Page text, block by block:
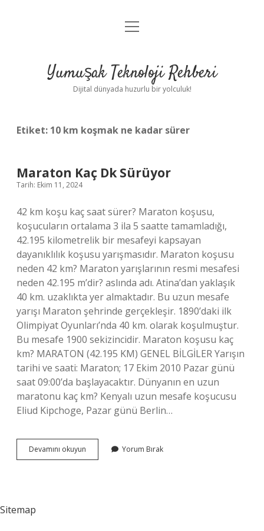
Anasayfa
Yasal Uyarı
menüyü
Yumuşak Teknoloji Rehberi
Dijital dünyada huzurlu bir yolculuk!
Etiket: 10 km koşmak ne kadar sürer
Maraton Kaç Dk Sürüyor
Tarih: Ekim 11, 2024
42 km koşu kaç saat sürer? Maraton koşusu,
koşucuların ortalama 3 ila 5 saatte tamamladığı,
42.195 kilometrelik bir mesafeyi kapsayan
dayanıklılık koşusu yarışmasıdır. Maraton koşusu
neden 42 km? Maraton yarışlarının resmi mesafesi
neden 42.195 m’dir? aslında adı. Atina’dan yaklaşık
40 km. uzaklıkta yer almaktadır. Bu uzun mesafe
yarışı Maraton şehrinde gerçekleşir. 1890’daki ilk
Olimpiyat Oyunları’nda 40 km. olarak koşulmuştur.
Bu mesafe 1900 sekizincidir. Maraton koşusu kaç
km? MARATON (42.195 KM) GENEL BİLGİLER Yarışın
tarihi ve saati: Maraton; 17 Ekim 2010 Pazar günü
saat 09:00’da başlayacaktır. Dünyanın en uzun
maratonu kaç km? Kenyalı uzun mesafe koşucusu
Eliud Kipchoge, Pazar günü Berlin…
Devamını okuyun Maraton
Kaç
Yorum Bırak
Sitemap